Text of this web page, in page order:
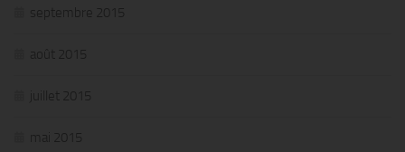
septembre 2015
août 2015
juillet 2015
mai 2015